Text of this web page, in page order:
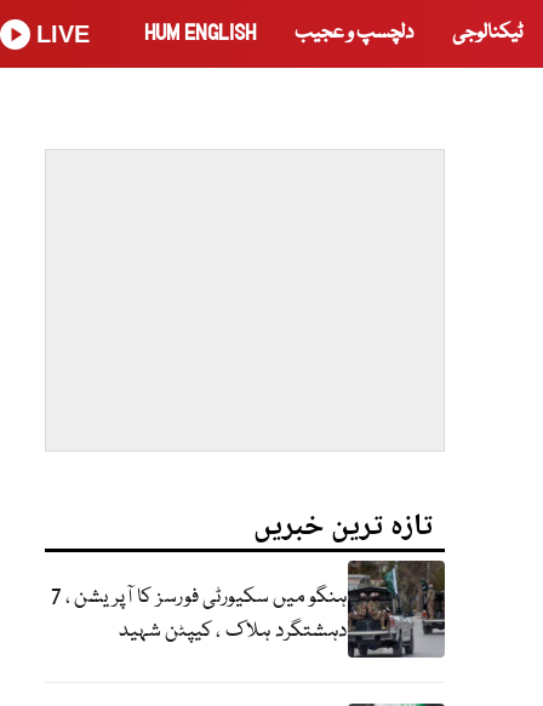
ٹیکنالوجی دلچسپ و عجیب HUM ENGLISH
LIVE
تازہ ترین خبریں
ہنگو میں سکیورٹی فورسز کا آپریشن ، 7
دہشتگرد ہلاک ، کیپٹن شہید